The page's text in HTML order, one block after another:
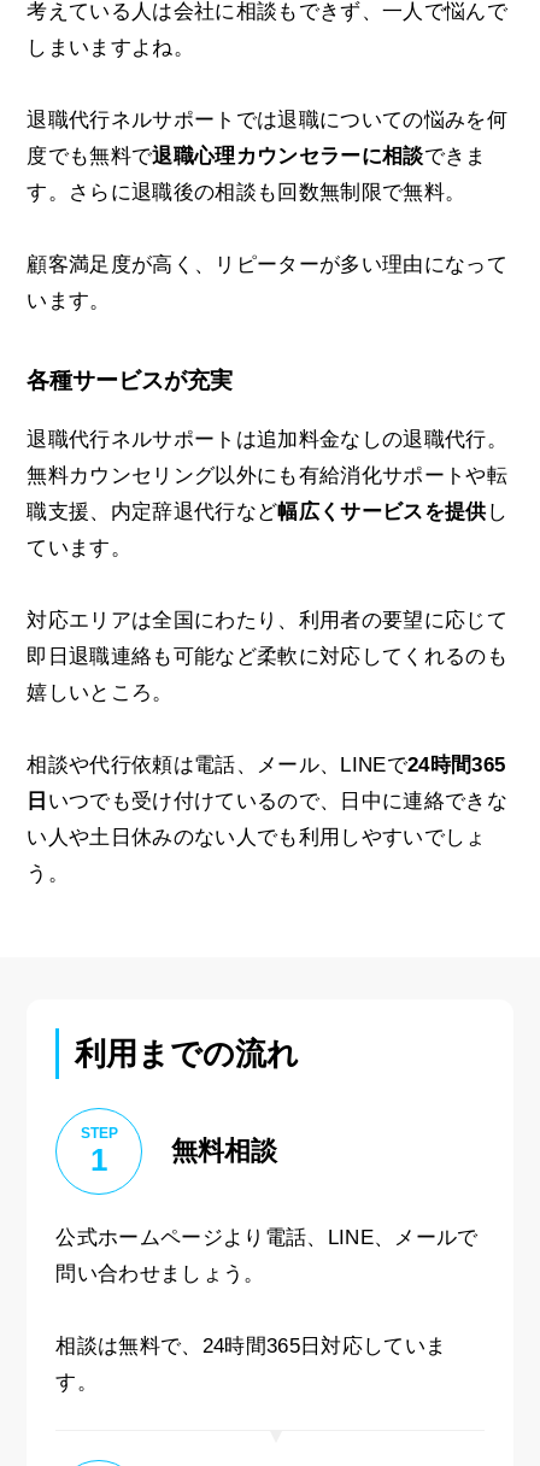
考えている人は会社に相談もできず、一人で悩んで
しまいますよね。
退職代行ネルサポートでは退職についての悩みを何
度でも無料で退職心理カウンセラーに相談できま
す。さらに退職後の相談も回数無制限で無料。
顧客満足度が高く、リピーターが多い理由になって
います。
各種サービスが充実
退職代行ネルサポートは追加料金なしの退職代行。
無料カウンセリング以外にも有給消化サポートや転
職支援、内定辞退代行など幅広くサービスを提供し
ています。
対応エリアは全国にわたり、利用者の要望に応じて
即日退職連絡も可能など柔軟に対応してくれるのも
嬉しいところ。
相談や代行依頼は電話、メール、LINEで24時間365
日 いつでも受け付けているので、日中に連絡できな
い人や土日休みのない人でも利用しやすいでしょ
う。
利用までの流れ
STEP
1 無料相談
公式ホームページより電話、LINE、メールで
問い合わせましょう。
相談は無料で、24時間365日対応していま
す。